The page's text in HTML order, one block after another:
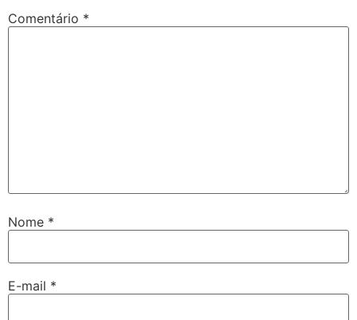
Comentário *
Nome *
E-mail *